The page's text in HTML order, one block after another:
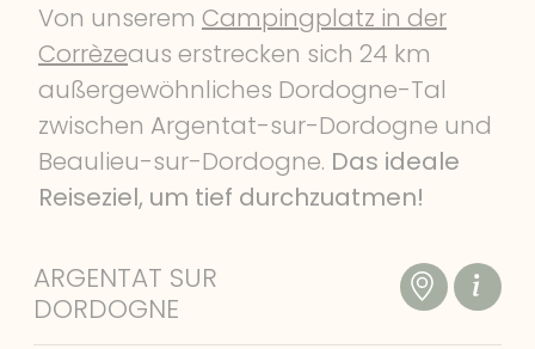
GÄSTEBEWERTUNGEN
Von unserem Campingplatz in der
Corrèzeaus erstrecken sich 24 km
außergewöhnliches Dordogne-Tal
zwischen Argentat-sur-Dordogne und
Beaulieu-sur-Dordogne. Das ideale
Reiseziel, um tief durchzuatmen!
ARGENTAT SUR
DORDOGNE